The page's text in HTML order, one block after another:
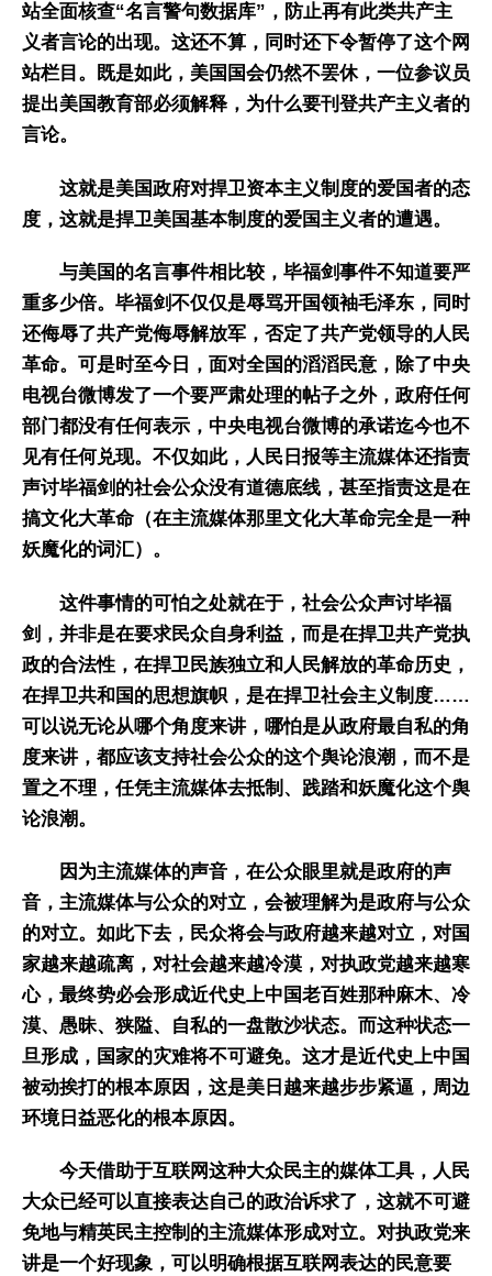
站全面核查“名言警句数据库”，防止再有此类共产主
义者言论的出现。这还不算，同时还下令暂停了这个网
站栏目。既是如此，美国国会仍然不罢休，一位参议员
提出美国教育部必须解释，为什么要刊登共产主义者的
言论。
这就是美国政府对捍卫资本主义制度的爱国者的态
度，这就是捍卫美国基本制度的爱国主义者的遭遇。
与美国的名言事件相比较，毕福剑事件不知道要严
重多少倍。毕福剑不仅仅是辱骂开国领袖毛泽东，同时
还侮辱了共产党侮辱解放军，否定了共产党领导的人民
革命。可是时至今日，面对全国的滔滔民意，除了中央
电视台微博发了一个要严肃处理的帖子之外，政府任何
部门都没有任何表示，中央电视台微博的承诺迄今也不
见有任何兑现。不仅如此，人民日报等主流媒体还指责
声讨毕福剑的社会公众没有道德底线，甚至指责这是在
搞文化大革命（在主流媒体那里文化大革命完全是一种
妖魔化的词汇）。
这件事情的可怕之处就在于，社会公众声讨毕福
剑，并非是在要求民众自身利益，而是在捍卫共产党执
政的合法性，在捍卫民族独立和人民解放的革命历史，
在捍卫共和国的思想旗帜，是在捍卫社会主义制度……
可以说无论从哪个角度来讲，哪怕是从政府最自私的角
度来讲，都应该支持社会公众的这个舆论浪潮，而不是
置之不理，任凭主流媒体去抵制、践踏和妖魔化这个舆
论浪潮。
因为主流媒体的声音，在公众眼里就是政府的声
音，主流媒体与公众的对立，会被理解为是政府与公众
的对立。如此下去，民众将会与政府越来越对立，对国
家越来越疏离，对社会越来越冷漠，对执政党越来越寒
心，最终势必会形成近代史上中国老百姓那种麻木、冷
漠、愚昧、狭隘、自私的一盘散沙状态。而这种状态一
旦形成，国家的灾难将不可避免。这才是近代史上中国
被动挨打的根本原因，这是美日越来越步步紧逼，周边
环境日益恶化的根本原因。
今天借助于互联网这种大众民主的媒体工具，人民
大众已经可以直接表达自己的政治诉求了，这就不可避
免地与精英民主控制的主流媒体形成对立。对执政党来
讲是一个好现象，可以明确根据互联网表达的民意要